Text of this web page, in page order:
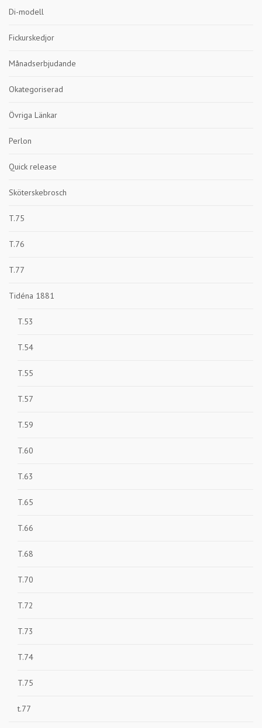
Di-modell
Fickurskedjor
Månadserbjudande
Okategoriserad
Övriga Länkar
Perlon
Quick release
Sköterskebrosch
T.75
T.76
T.77
Tidéna 1881
T.53
T.54
T.55
T.57
T.59
T.60
T.63
T.65
T.66
T.68
T.70
T.72
T.73
T.74
T.75
t.77